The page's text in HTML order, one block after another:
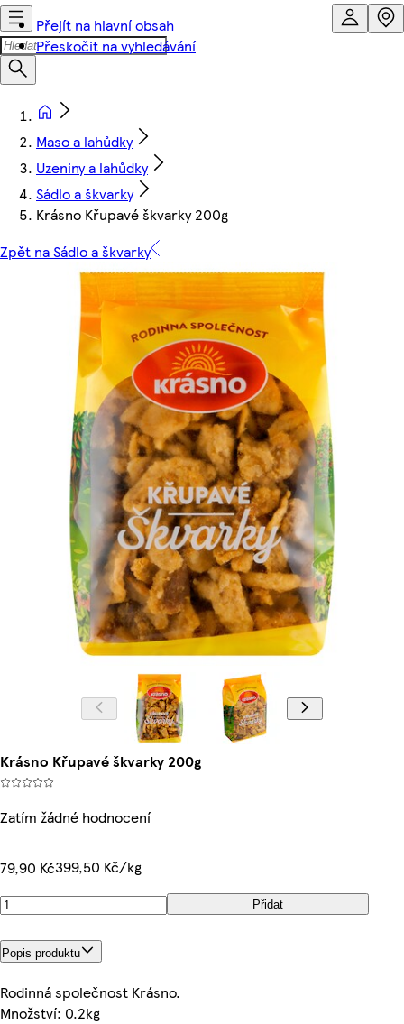
Přejít na hlavní obsah
Přeskočit na vyhledávání
Maso a lahůdky
Uzeniny a lahůdky
Sádlo a škvarky
Krásno Křupavé škvarky 200g
Zpět na Sádlo a škvarky
Krásno Křupavé škvarky 200g
Zatím žádné hodnocení
79,90 Kč399,50 Kč/kg
Přidat
Popis produktu
Rodinná společnost Krásno.
Množství: 0.2kg